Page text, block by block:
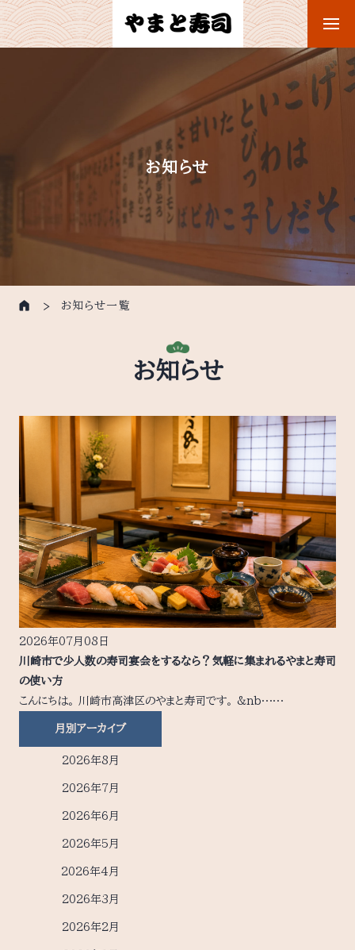
お知らせ
お知らせ一覧
お知らせ
2026年07月08日
川崎市で少人数の寿司宴会をするなら？気軽に集まれるやまと寿司
の使い方
こんにちは。 川崎市高津区のやまと寿司です。 &nb……
月別アーカイブ
2026年8月
2026年7月
2026年6月
2026年5月
2026年4月
2026年3月
2026年2月